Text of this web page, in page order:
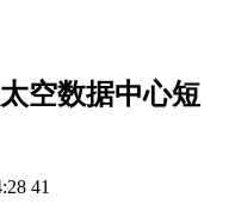
空数据中心短
41